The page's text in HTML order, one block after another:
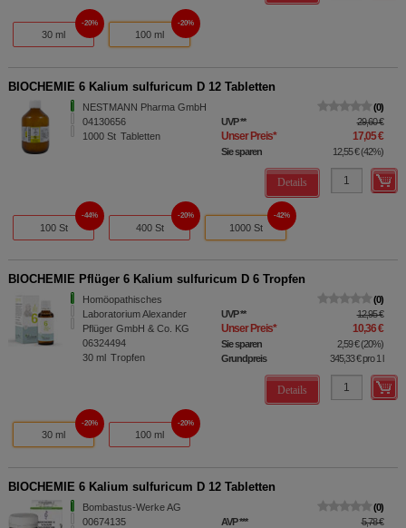
30 ml
20%
100 ml
20%
BIOCHEMIE 6 Kalium sulfuricum D 12 Tabletten
NESTMANN Pharma GmbH
04130656
1000 St Tabletten
0
UVP** 29,60 €
Unser Preis* 17,05 €
Sie sparen 12,55 €(42%)
Details
100 St
44%
400 St
20%
1000 St
42%
BIOCHEMIE Pflüger 6 Kalium sulfuricum D 6 Tropfen
Homöopathisches
Laboratorium Alexander
Pflüger GmbH & Co. KG
06324494
30 ml Tropfen
0
UVP** 12,95 €
Unser Preis* 10,36 €
Sie sparen 2,59 €(20%)
Grundpreis
345,33 €pro 1 l
Details
30 ml
20%
100 ml
20%
BIOCHEMIE 6 Kalium sulfuricum D 12 Tabletten
Bombastus-Werke AG
00674135
0
AVP*** 5,78 €